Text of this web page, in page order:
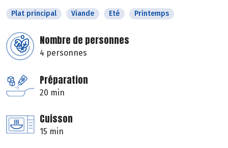
Plat principal Viande Eté Printemps
Nombre de personnes
4 personnes
Préparation
20 min
Cuisson
15 min